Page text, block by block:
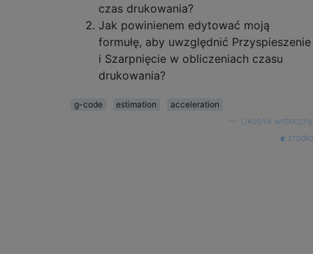
czas drukowania?
Jak powinienem edytować moją
formułę, aby uwzględnić Przyspieszenie
i Szarpnięcie w obliczeniach czasu
drukowania?
g-code estimation
acceleration
Ukośnik wsteczny
źródło